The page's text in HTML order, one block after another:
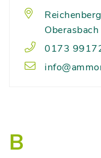
Oberasbach
0173
B